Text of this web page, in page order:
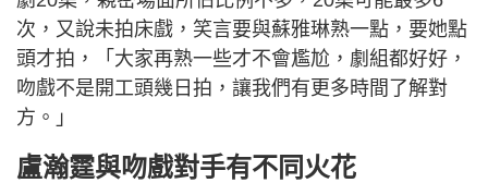
次，又說未拍床戲，笑言要與蘇雅琳熟一點，要她點
頭才拍，「大家再熟一些才不會尷尬，劇組都好好，
吻戲不是開工頭幾日拍，讓我們有更多時間了解對
方。」
盧瀚霆與吻戲對手有不同火花